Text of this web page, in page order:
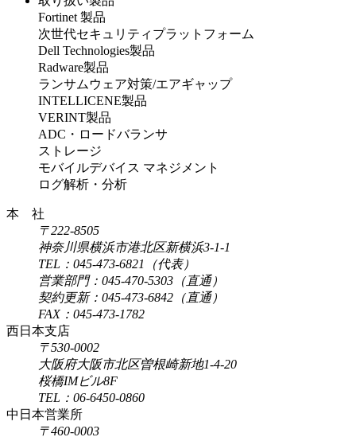
Fortinet 製品
次世代セキュリティプラットフォーム
Dell Technologies製品
Radware製品
ランサムウェア対策/エアギャップ
INTELLICENE製品
VERINT製品
ADC・ロードバランサ
ストレージ
モバイルデバイス マネジメント
ログ解析・分析
本 社
〒222-8505
神奈川県横浜市港北区新横浜3-1-1
TEL：045-473-6821（代表）
営業部門：045-470-5303（直通）
契約更新：045-473-6842（直通）
FAX：045-473-1782
西日本支店
〒530-0002
大阪府大阪市北区曽根崎新地1-4-20
桜橋IMビル8F
TEL：06-6450-0860
中日本営業所
〒460-0003